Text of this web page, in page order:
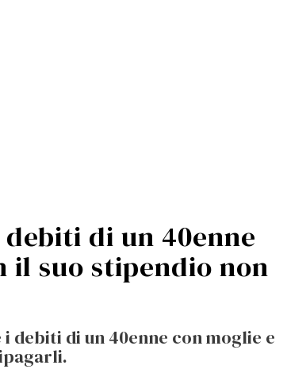
di un 40enne
il suo stipendio non
debiti di un 40enne con moglie e